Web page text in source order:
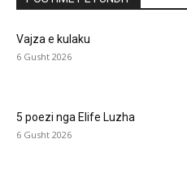
Vajza e kulaku
6 Gusht 2026
5 poezi nga Elife Luzha
6 Gusht 2026